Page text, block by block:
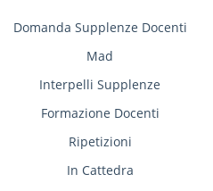
Domanda Supplenze Docenti
Mad
Interpelli Supplenze
Formazione Docenti
Ripetizioni
In Cattedra